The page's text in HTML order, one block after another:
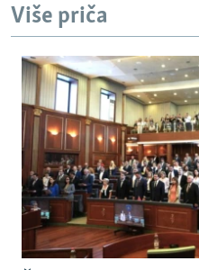
TV LIBERTY
POST SCRIPTUM
MOJA EVROPA
TRI DECENIJE OD RATA U BIH
SVE KARTE DEJTONA
NASTANAK I RASPAD JUGOSLAVIJE
Sve RFE/RL stranice
Više priča